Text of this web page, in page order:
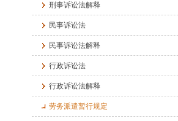
刑事诉讼法解释
民事诉讼法
民事诉讼法解释
行政诉讼法
行政诉讼法解释
劳务派遣暂行规定